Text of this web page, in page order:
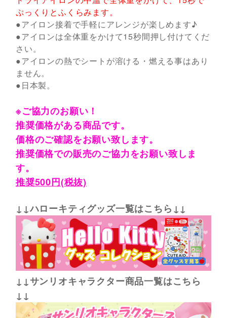
ぷっくりとふくらみます。
●アイロン接着で手軽にアレンジが楽しめます♪
●アイロンは全体重をかけて15秒間押し付けてくだ
さい。
●アイロンの熱でシートが溶ける・燃える事はあり
ません。
●日本製。
※ご協力のお願い！
推奨価格がある商品です。
価格のご確認をお願い致します。
推奨価格での販売のご協力をお願い致しま
す。
推奨500円(税抜)
↓↓ハローキティグッズ一覧はこちら↓↓
↓↓サンリオキャラクター商品一覧はこちら
↓↓